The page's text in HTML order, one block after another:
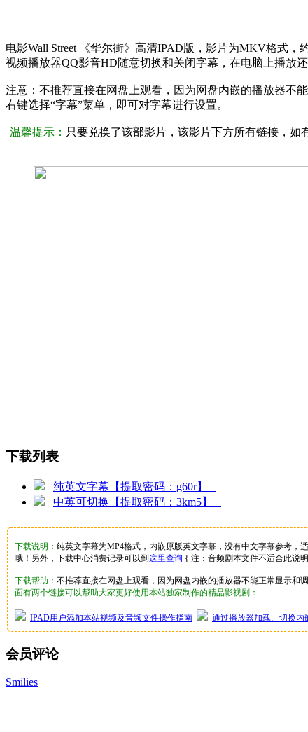
电影Wall Street 《华尔街》高清IPAD版，影片为MKV格式
视频播放器QQ影音HD随意切换和关闭字幕，在电脑上播放
注意：不推荐直接在网盘上观看，因为网盘内嵌的播放器不
右键选择“字幕”菜单，即可对字幕进行设置。
温馨提示： 只要兑换了该部影片，该影片下方所有链接，如
下载列表
纯英文字幕【提取密码：g60r】
中英可切换【提取密码：3km5】
下载说明： 纯英文字幕为MP4格式，内嵌原版英文字幕，没有中文字幕参考
哦！另外，下载中心消费记录可以到 这里查询 { 注：音频剧本文件不适合此说
下载帮助： 不推荐直接在网盘上观看，因为网盘内嵌的播放器不能正常显示和
面有两个链接可以帮助大家更好使用本站独家制作的精品影视剧：
IPAD用户添加本站视频及音频文件操作指南 通过播放器加载、切换内
会员评论
Smilies